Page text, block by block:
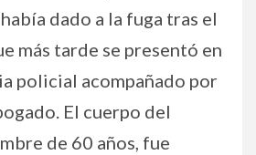
dado a la fuga tras el
más tarde se presentó en
policial acompañado por
El cuerpo del
de 60 años, fue